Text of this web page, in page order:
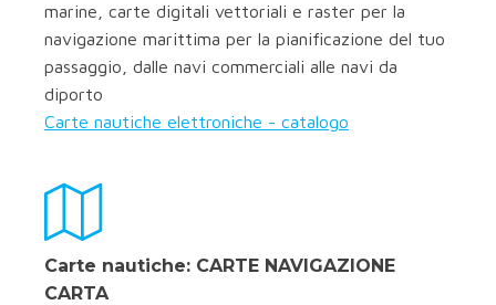
marine, carte digitali vettoriali e raster per la
navigazione marittima per la pianificazione del tuo
passaggio, dalle navi commerciali alle navi da
diporto
Carte nautiche elettroniche - catalogo
Carte nautiche: CARTE NAVIGAZIONE
CARTA